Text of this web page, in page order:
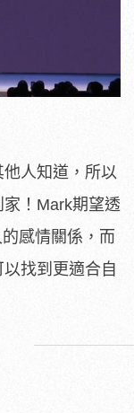
人知道，所以
！Mark期望透
感情關係，而
找到更適合自